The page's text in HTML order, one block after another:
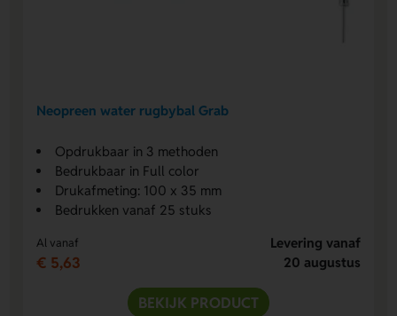
Neopreen water rugbybal Grab
Opdrukbaar in 3 methoden
Bedrukbaar in Full color
Drukafmeting: 100 x 35 mm
Bedrukken vanaf 25 stuks
Al vanaf
€ 5,63
Levering vanaf
20 augustus
BEKIJK PRODUCT